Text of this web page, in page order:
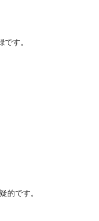
す。
的です。